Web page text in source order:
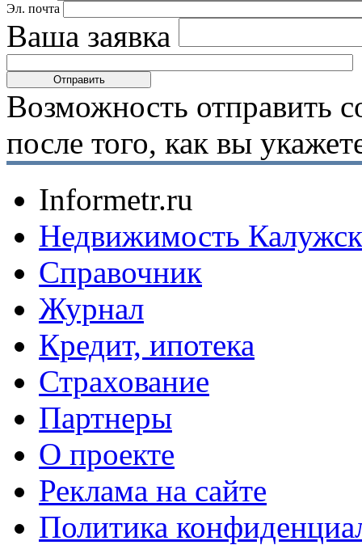
Эл. почта
Ваша заявка
Возможность отправить
после того, как вы
Informetr.ru
Недвижимость
Справочник
Журнал
Кредит, ипотека
Страхование
Партнеры
O проекте
Реклама на сайте
Политика